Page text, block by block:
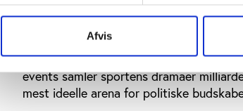
Afvis
De Olympiske Leges
Med nazisternes OL i Berlin i 1936
største sportsbegivenhed sammen
events samler sportens dramaer
mest ideelle arena for politiske